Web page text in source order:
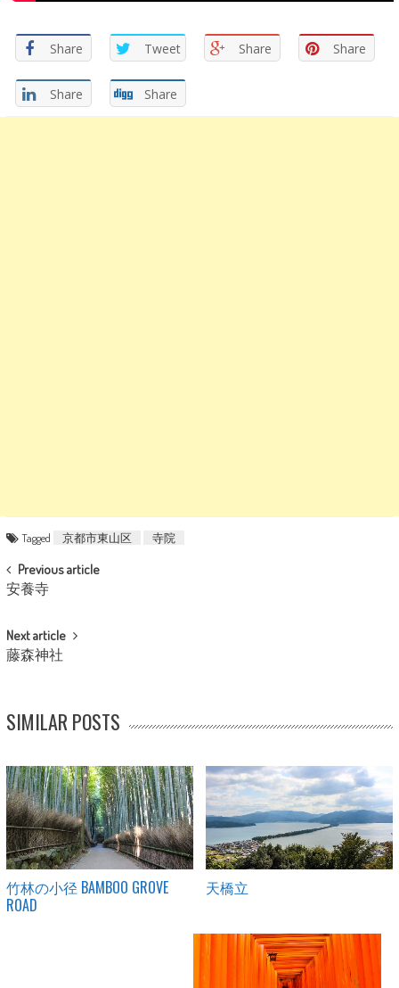
Share Tweet Share Share
Share Share
Tagged 京都市東山区 寺院
POST NAVIGATION
Previous article
安養寺
Next article
藤森神社
SIMILAR POSTS
竹林の小径 BAMBOO GROVE
ROAD
天橋立